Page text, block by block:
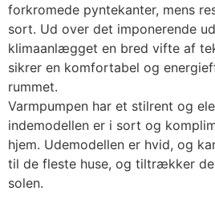
forkromede pyntekanter, mens
sort. Ud over det imponerende
klimaanlægget en bred vifte af
sikrer en komfortabel og
rummet.
Varmpumpen har et stilrent og
indemodellen er i sort og
hjem. Udemodellen er hvid, og
til de fleste huse, og tiltrækker
solen.